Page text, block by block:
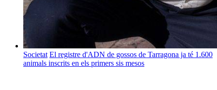
Societat El registre d'ADN de gossos de Tarragona ja té 1.600
animals inscrits en els primers sis mesos